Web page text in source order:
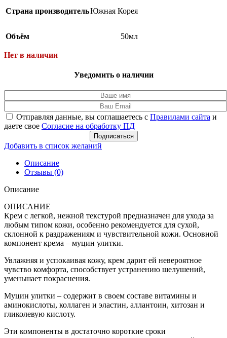
Страна производительЮжная Корея
Объём 50мл
Нет в наличии
Уведомить о наличии
Отправляя данные, вы соглашаетесь с Правилами сайта и
даете свое Согласие на обработку ПД
Подписаться
Добавить в список желаний
Описание
Отзывы (0)
Описание
ОПИСАНИЕ
Крем с легкой, нежной текстурой предназначен для ухода за
любым типом кожи, особенно рекомендуется для сухой,
склонной к раздражениям и чувствительной кожи. Основной
компонент крема – муцин улитки.
Увлажняя и успокаивая кожу, крем дарит ей невероятное
чувство комфорта, способствует устранению шелушений,
уменьшает покраснения.
Муцин улитки – содержит в своем составе витамины и
аминокислоты, коллаген и эластин, аллантоин, хитозан и
гликолевую кислоту.
Эти компоненты в достаточно короткие сроки